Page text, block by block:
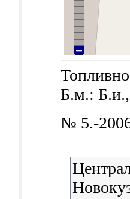
Б.м.:
№ 5.-